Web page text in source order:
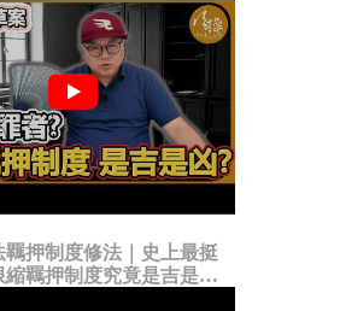
羈押制度修法｜史上最挺
縮羈押制度究竟是吉是